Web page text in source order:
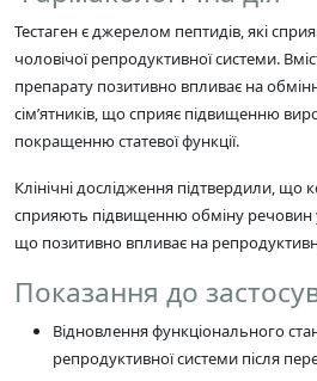
Тестаген є джерелом пептидів, які
чоловічої репродуктивної системи.
препарату позитивно впливає на
сім’ятників, що сприяє підвищенню
покращенню статевої функції.
Клінічні дослідження підтвердили, що
сприяють підвищенню обміну речовин
що позитивно впливає на
Показання до
Відновлення функціонального
репродуктивної системи після